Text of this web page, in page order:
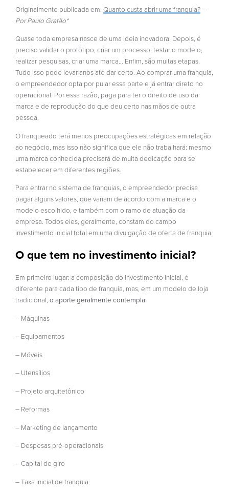
Originalmente publicada em: Quanto custa abrir uma franquia? –
Por Paulo Gratão*
Quase toda empresa nasce de uma ideia inovadora. Depois, é
preciso validar o protótipo, criar um processo, testar o modelo,
realizar pesquisas, criar uma marca… Enfim, são muitas etapas.
Tudo isso pode levar anos até dar certo. Ao comprar uma franquia,
o empreendedor opta por pular essa parte e já entrar direto no
operacional. Por essa razão, paga para ter o direito de uso da
marca e de reprodução do que deu certo nas mãos de outra
pessoa.
O franqueado terá menos preocupações estratégicas em relação
ao negócio, mas isso não significa que ele não trabalhará: mesmo
uma marca conhecida precisará de muita dedicação para se
estabelecer em diferentes regiões.
Para entrar no sistema de franquias, o empreendedor precisa
pagar alguns valores, que variam de acordo com a marca e o
modelo escolhido, e também com o ramo de atuação da
empresa. Todos eles, geralmente, constam do campo
investimento inicial total em uma divulgação de oferta de franquia.
O que tem no investimento inicial?
Em primeiro lugar: a composição do investimento inicial, é
diferente para cada tipo de franquia, mas, em um modelo de loja
tradicional, o aporte geralmente contempla:
– Máquinas
– Equipamentos
– Móveis
– Utensílios
– Projeto arquitetônico
– Reformas
– Marketing de lançamento
– Despesas pré-operacionais
– Capital de giro
– Taxa inicial de franquia